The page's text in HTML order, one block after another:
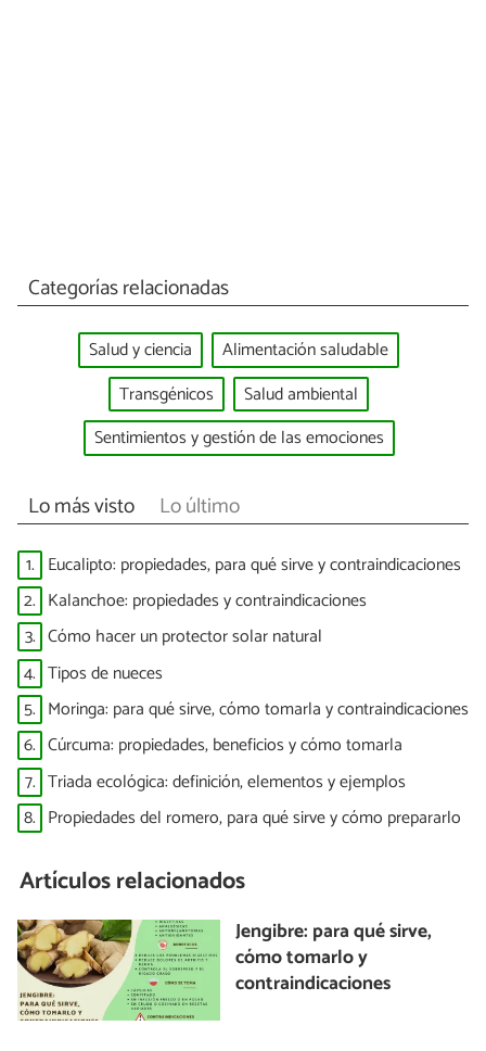
Categorías relacionadas
Salud y ciencia
Alimentación saludable
Transgénicos
Salud ambiental
Sentimientos y gestión de las emociones
Lo más visto Lo último
1. Eucalipto: propiedades, para qué sirve y contraindicaciones
2. Kalanchoe: propiedades y contraindicaciones
3. Cómo hacer un protector solar natural
4. Tipos de nueces
5. Moringa: para qué sirve, cómo tomarla y contraindicaciones
6. Cúrcuma: propiedades, beneficios y cómo tomarla
7. Triada ecológica: definición, elementos y ejemplos
8. Propiedades del romero, para qué sirve y cómo prepararlo
Artículos relacionados
Jengibre: para qué sirve,
cómo tomarlo y
contraindicaciones